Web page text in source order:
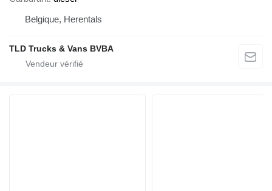
Belgique, Herentals
TLD Trucks & Vans BVBA